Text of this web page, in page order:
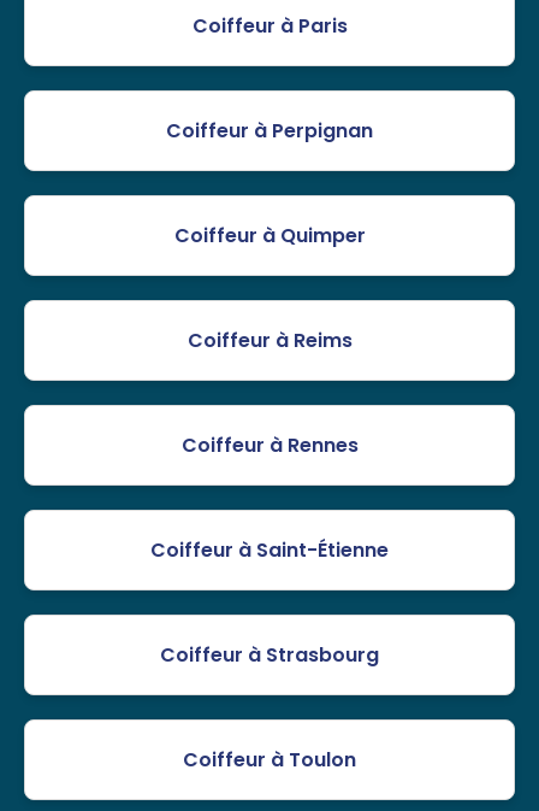
Coiffeur à Paris
Coiffeur à Perpignan
Coiffeur à Quimper
Coiffeur à Reims
Coiffeur à Rennes
Coiffeur à Saint-Étienne
Coiffeur à Strasbourg
Coiffeur à Toulon